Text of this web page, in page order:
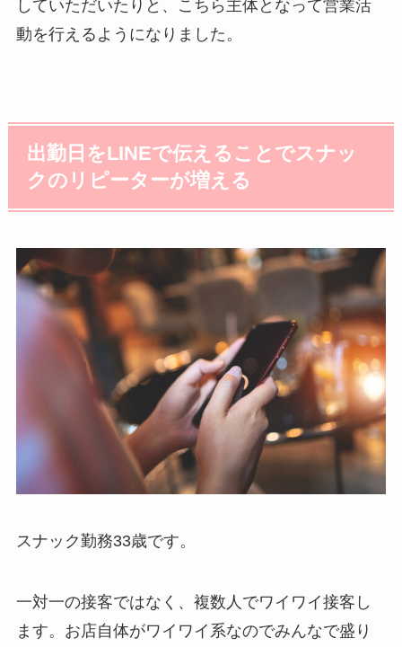
していただいたりと、こちら主体となって営業活
動を行えるようになりました。
出勤日をLINEで伝えることでスナッ
クのリピーターが増える
スナック勤務33歳です。
一対一の接客ではなく、複数人でワイワイ接客し
ます。お店自体がワイワイ系なのでみんなで盛り